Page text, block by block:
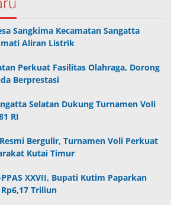
Sangkima Kecamatan Sangatta
Aliran Listrik
Perkuat Fasilitas Olahraga, Dorong
Berprestasi
Selatan Dukung Turnamen Voli
RI
Bergulir, Turnamen Voli Perkuat
Kutai Timur
XXVII, Bupati Kutim Paparkan
Triliun